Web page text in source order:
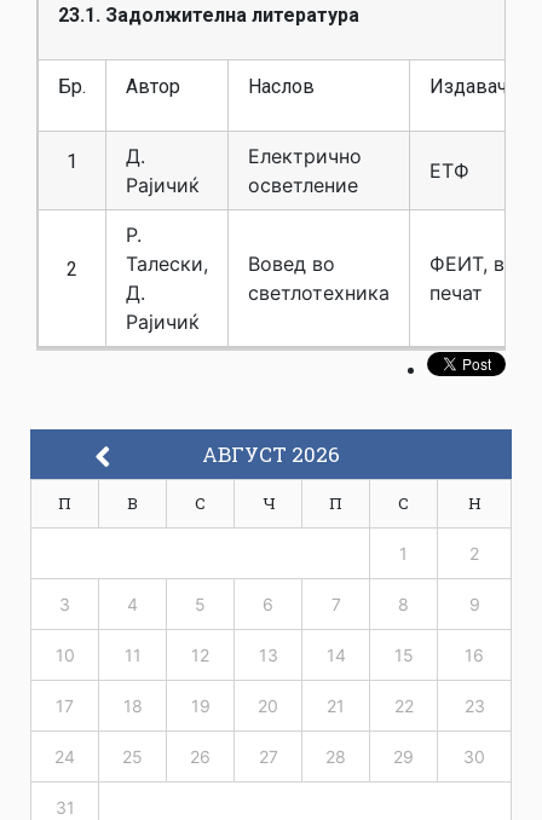
23.1. Задолжителна литература
Бр. Автор Наслов Издавач
1
Д.
Рајичиќ
Електрично
осветление
ЕТФ
2
Р.
Талески,
Д.
Рајичиќ
Вовед во
светлотехника
ФЕИТ, во
печат
АВГУСТ 2026
П В С Ч П С Н
1 2
3 4 5 6 7 8 9
10 11 12 13 14 15 16
17 18 19 20 21 22 23
24 25 26 27 28 29 30
31